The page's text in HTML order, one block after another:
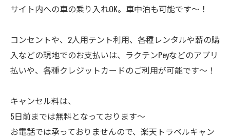
サイト内への車の乗り入れOK。車中泊も可能です～！
コンセントや、2人用テント利用、各種レンタルや薪の購
入などの現地でのお支払いは、ラクテンPeyなどのアプリ
払いや、各種クレジットカードのご利用が可能です～！
キャンセル料は、
5日前までは無料となっております～
お電話では承っておりませんので、楽天トラベルキャン